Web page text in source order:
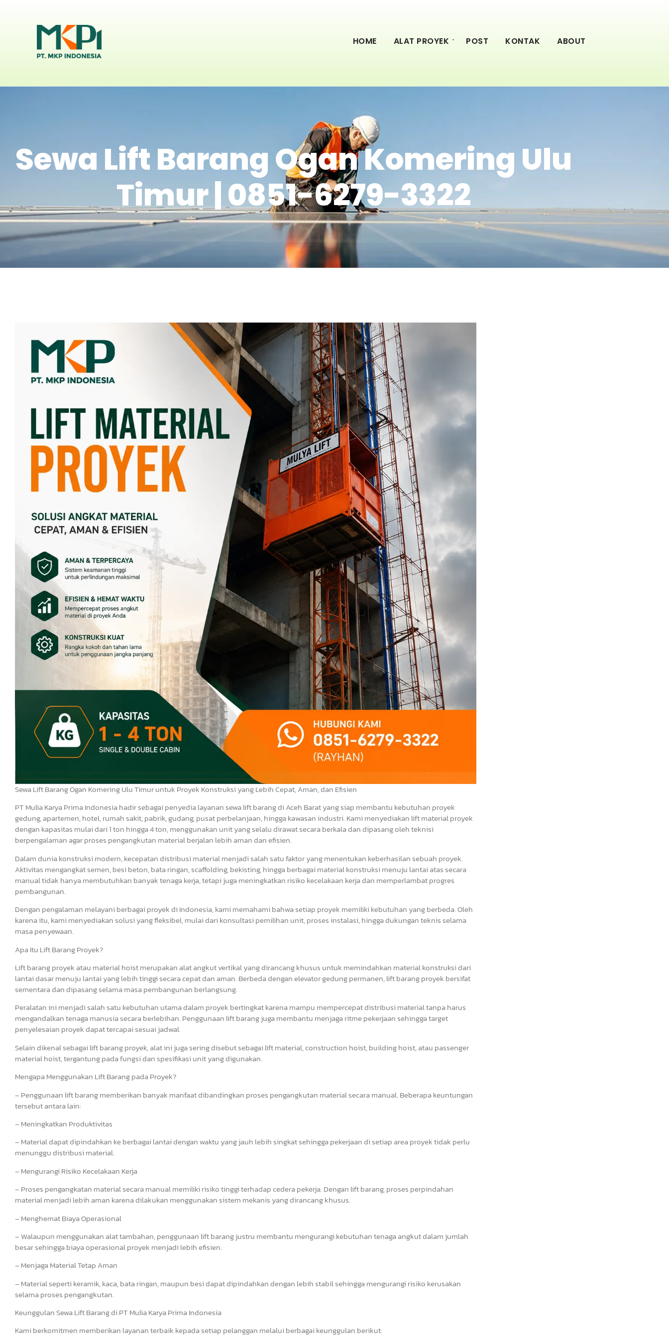
HOME ALAT PROYEK POST KONTAK ABOUT
Sewa Lift Barang Ogan Komering Ulu
Timur | 0851-6279-3322
Sewa Lift Barang Ogan Komering Ulu Timur untuk Proyek Konstruksi yang Lebih Cepat, Aman, dan Efisien
PT Mulia Karya Prima Indonesia hadir sebagai penyedia layanan sewa lift barang di Aceh Barat yang siap membantu kebutuhan proyek
gedung, apartemen, hotel, rumah sakit, pabrik, gudang, pusat perbelanjaan, hingga kawasan industri. Kami menyediakan lift material proyek
dengan kapasitas mulai dari 1 ton hingga 4 ton, menggunakan unit yang selalu dirawat secara berkala dan dipasang oleh teknisi
berpengalaman agar proses pengangkutan material berjalan lebih aman dan efisien.
Dalam dunia konstruksi modern, kecepatan distribusi material menjadi salah satu faktor yang menentukan keberhasilan sebuah proyek.
Aktivitas mengangkat semen, besi beton, bata ringan, scaffolding, bekisting, hingga berbagai material konstruksi menuju lantai atas secara
manual tidak hanya membutuhkan banyak tenaga kerja, tetapi juga meningkatkan risiko kecelakaan kerja dan memperlambat progres
pembangunan.
Dengan pengalaman melayani berbagai proyek di Indonesia, kami memahami bahwa setiap proyek memiliki kebutuhan yang berbeda. Oleh
karena itu, kami menyediakan solusi yang fleksibel, mulai dari konsultasi pemilihan unit, proses instalasi, hingga dukungan teknis selama
masa penyewaan.
Apa Itu Lift Barang Proyek?
Lift barang proyek atau material hoist merupakan alat angkut vertikal yang dirancang khusus untuk memindahkan material konstruksi dari
lantai dasar menuju lantai yang lebih tinggi secara cepat dan aman. Berbeda dengan elevator gedung permanen, lift barang proyek bersifat
sementara dan dipasang selama masa pembangunan berlangsung.
Peralatan ini menjadi salah satu kebutuhan utama dalam proyek bertingkat karena mampu mempercepat distribusi material tanpa harus
mengandalkan tenaga manusia secara berlebihan. Penggunaan lift barang juga membantu menjaga ritme pekerjaan sehingga target
penyelesaian proyek dapat tercapai sesuai jadwal.
Selain dikenal sebagai lift barang proyek, alat ini juga sering disebut sebagai lift material, construction hoist, building hoist, atau passenger
material hoist, tergantung pada fungsi dan spesifikasi unit yang digunakan.
Mengapa Menggunakan Lift Barang pada Proyek?
– Penggunaan lift barang memberikan banyak manfaat dibandingkan proses pengangkutan material secara manual. Beberapa keuntungan
tersebut antara lain:
– Meningkatkan Produktivitas
– Material dapat dipindahkan ke berbagai lantai dengan waktu yang jauh lebih singkat sehingga pekerjaan di setiap area proyek tidak perlu
menunggu distribusi material.
– Mengurangi Risiko Kecelakaan Kerja
– Proses pengangkatan material secara manual memiliki risiko tinggi terhadap cedera pekerja. Dengan lift barang, proses perpindahan
material menjadi lebih aman karena dilakukan menggunakan sistem mekanis yang dirancang khusus.
– Menghemat Biaya Operasional
– Walaupun menggunakan alat tambahan, penggunaan lift barang justru membantu mengurangi kebutuhan tenaga angkut dalam jumlah
besar sehingga biaya operasional proyek menjadi lebih efisien.
– Menjaga Material Tetap Aman
– Material seperti keramik, kaca, bata ringan, maupun besi dapat dipindahkan dengan lebih stabil sehingga mengurangi risiko kerusakan
selama proses pengangkutan.
Keunggulan Sewa Lift Barang di PT Mulia Karya Prima Indonesia
Kami berkomitmen memberikan layanan terbaik kepada setiap pelanggan melalui berbagai keunggulan berikut: